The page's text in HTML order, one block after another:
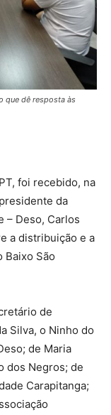
que dê resposta às
foi recebido, na
da
– Deso, Carlos
a distribuição e a
Baixo São
de
Silva, o Ninho do
de Maria
dos Negros; de
Carapitanga;